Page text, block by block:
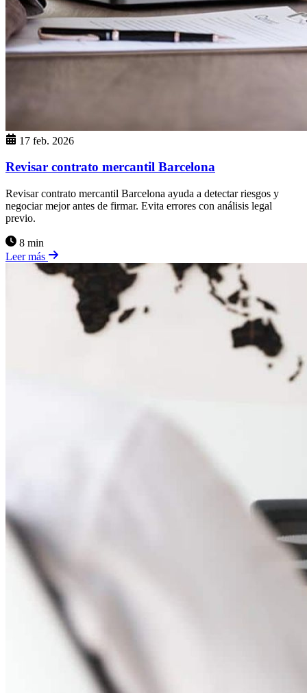
17 feb. 2026
Revisar contrato mercantil Barcelona
Revisar contrato mercantil Barcelona ayuda a detectar riesgos y
negociar mejor antes de firmar. Evita errores con análisis legal
previo.
8 min
Leer más